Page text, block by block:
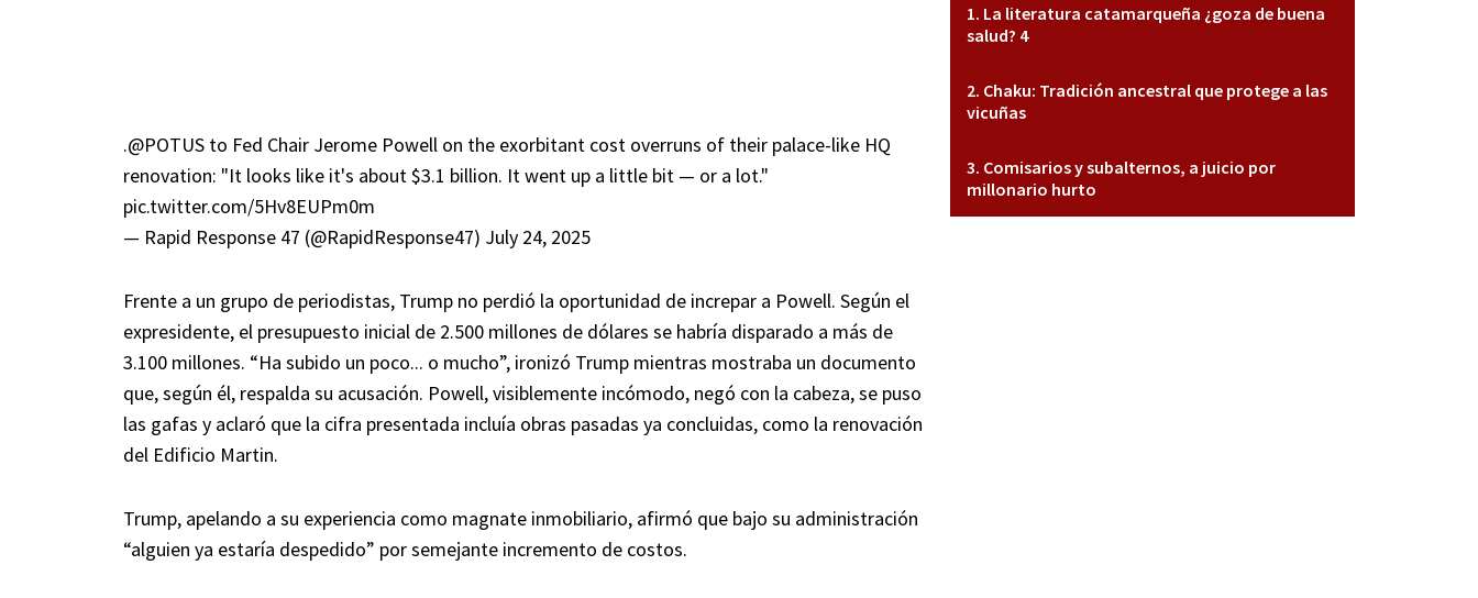
.@POTUS to Fed Chair Jerome Powell on the exorbitant cost overruns of their palace-like HQ
renovation: "It looks like it's about $3.1 billion. It went up a little bit — or a lot."
pic.twitter.com/5Hv8EUPm0m
— Rapid Response 47 (@RapidResponse47) July 24, 2025
Frente a un grupo de periodistas, Trump no perdió la oportunidad de increpar a Powell. Según el
expresidente, el presupuesto inicial de 2.500 millones de dólares se habría disparado a más de
3.100 millones. “Ha subido un poco... o mucho”, ironizó Trump mientras mostraba un documento
que, según él, respalda su acusación. Powell, visiblemente incómodo, negó con la cabeza, se puso
las gafas y aclaró que la cifra presentada incluía obras pasadas ya concluidas, como la renovación
del Edificio Martin.
Trump, apelando a su experiencia como magnate inmobiliario, afirmó que bajo su administración
“alguien ya estaría despedido” por semejante incremento de costos.
La literatura catamarqueña ¿goza de buena
salud? 4
Chaku: Tradición ancestral que protege a las
vicuñas
Comisarios y subalternos, a juicio por
millonario hurto